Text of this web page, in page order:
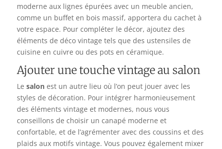
moderne aux lignes épurées avec un meuble ancien,
comme un buffet en bois massif, apportera du cachet à
votre espace. Pour compléter le décor, ajoutez des
éléments de déco vintage tels que des ustensiles de
cuisine en cuivre ou des pots en céramique.
Ajouter une touche vintage au salon
Le salonest un autre lieu où l’on peut jouer avec les
styles de décoration. Pour intégrer harmonieusement
des éléments vintage et modernes, nous vous
conseillons de choisir un canapé moderne et
confortable, et de l’agrémenter avec des coussins et des
plaids aux motifs vintage. Vous pouvez également mixer